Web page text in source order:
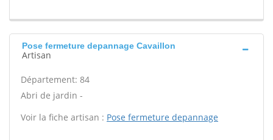
Pose fermeture depannage Cavaillon
Artisan
Département: 84
Abri de jardin -
Voir la fiche artisan : Pose fermeture depannage